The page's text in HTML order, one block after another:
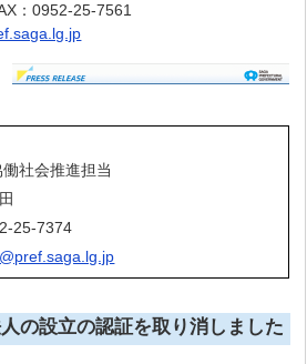
：0952-25-7561
社会推進担当
25-7374
の設立の認証を取り消しました